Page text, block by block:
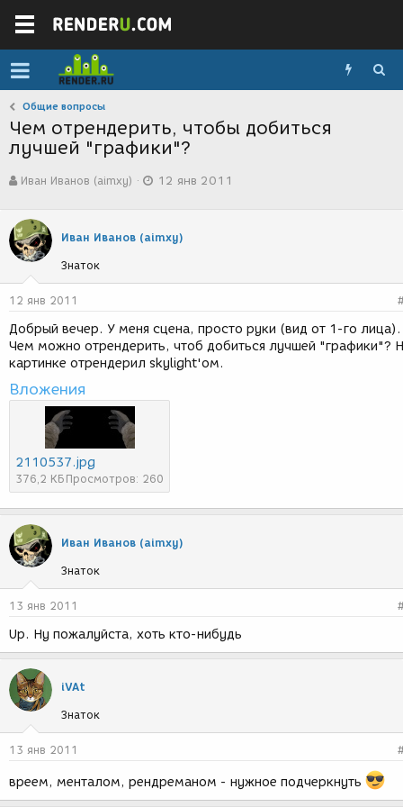
Общие вопросы
Чем отрендерить, чтобы добиться
лучшей "графики"?
в
о
р
т
е
м
ы
Иван Иванов (aimxy)
а
с
д
и
я
12 янв 2011
Иван Иванов (aimxy)
Знаток
12 янв 2011
Добрый вечер. У меня сцена, просто руки (вид от 1-го лица).
Чем можно отрендерить, чтоб добиться лучшей "графики"?
картинке отрендерил skylight'ом.
Вложения
2110537.jpg
376,2 КБ Просмотров: 260
Иван Иванов (aimxy)
Знаток
13 янв 2011
Up. Ну пожалуйста, хоть кто-нибудь
iVAt
Знаток
13 янв 2011
вреем, менталом, рендреманом - нужное подчеркнуть